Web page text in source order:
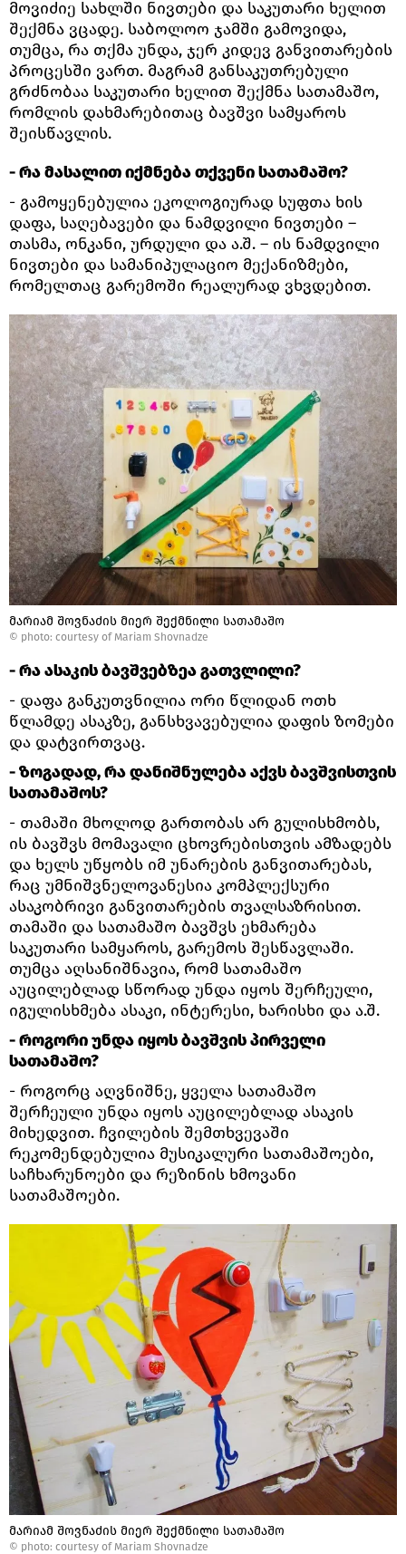
მოვიძიე სახლში ნივთები და საკუთარი ხელით
შექმნა ვცადე. საბოლოო ჯამში გამოვიდა,
თუმცა, რა თქმა უნდა, ჯერ კიდევ განვითარების
პროცესში ვართ. მაგრამ განსაკუთრებული
გრძნობაა საკუთარი ხელით შექმნა სათამაშო,
რომლის დახმარებითაც ბავშვი სამყაროს
შეისწავლის.
- რა მასალით იქმნება თქვენი სათამაშო?
- გამოყენებულია ეკოლოგიურად სუფთა ხის
დაფა, საღებავები და ნამდვილი ნივთები –
თასმა, ონკანი, ურდული და ა.შ. – ის ნამდვილი
ნივთები და სამანიპულაციო მექანიზმები,
რომელთაც გარემოში რეალურად ვხვდებით.
მარიამ შოვნაძის მიერ შექმნილი სათამაშო
© photo: courtesy of Mariam Shovnadze
- რა ასაკის ბავშვებზეა გათვლილი?
- დაფა განკუთვნილია ორი წლიდან ოთხ
წლამდე ასაკზე, განსხვავებულია დაფის ზომები
და დატვირთვაც.
- ზოგადად, რა დანიშნულება აქვს ბავშვისთვის
სათამაშოს?
- თამაში მხოლოდ გართობას არ გულისხმობს,
ის ბავშვს მომავალი ცხოვრებისთვის ამზადებს
და ხელს უწყობს იმ უნარების განვითარებას,
რაც უმნიშვნელოვანესია კომპლექსური
ასაკობრივი განვითარების თვალსაზრისით.
თამაში და სათამაშო ბავშვს ეხმარება
საკუთარი სამყაროს, გარემოს შესწავლაში.
თუმცა აღსანიშნავია, რომ სათამაშო
აუცილებლად სწორად უნდა იყოს შერჩეული,
იგულისხმება ასაკი, ინტერესი, ხარისხი და ა.შ.
- როგორი უნდა იყოს ბავშვის პირველი
სათამაშო?
- როგორც აღვნიშნე, ყველა სათამაშო
შერჩეული უნდა იყოს აუცილებლად ასაკის
მიხედვით. ჩვილების შემთხვევაში
რეკომენდებულია მუსიკალური სათამაშოები,
საჩხარუნოები და რეზინის ხმოვანი
სათამაშოები.
მარიამ შოვნაძის მიერ შექმნილი სათამაშო
© photo: courtesy of Mariam Shovnadze